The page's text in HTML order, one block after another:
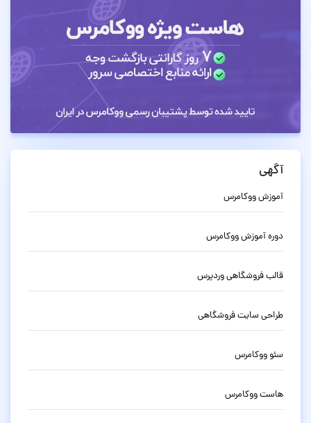
آگهی
آموزش ووکامرس
دوره آموزش ووکامرس
قالب فروشگاهی وردپرس
طراحی سایت فروشگاهی
سئو ووکامرس
هاست ووکامرس